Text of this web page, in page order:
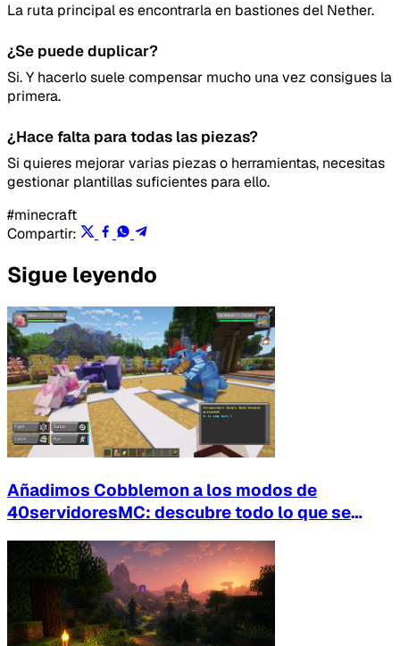
La ruta principal es encontrarla en bastiones del Nether.
¿Se puede duplicar?
Si. Y hacerlo suele compensar mucho una vez consigues la
primera.
¿Hace falta para todas las piezas?
Si quieres mejorar varias piezas o herramientas, necesitas
gestionar plantillas suficientes para ello.
#minecraft
Compartir:
Sigue leyendo
Añadimos Cobblemon a los modos de
40servidoresMC: descubre todo lo que se